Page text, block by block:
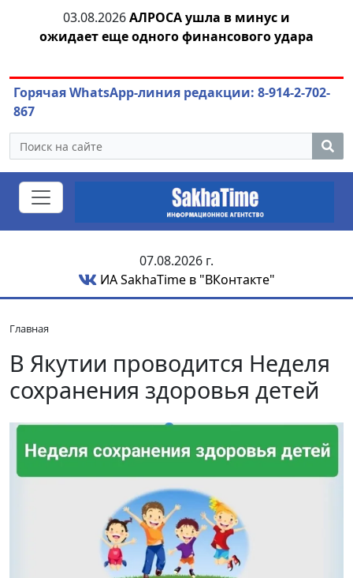
03.08.2026АЛРОСА ушла в минус и
ожидает еще одного финансового удара
Горячая WhatsApp-линия редакции: 8-914-2-702-
867
07.08.2026 г.
ИА SakhaTime в "ВКонтакте"
Главная
В Якутии проводится Неделя
сохранения здоровья детей